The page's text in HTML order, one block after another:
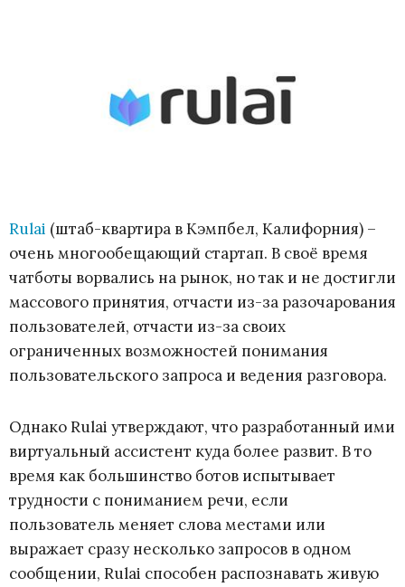
Rulai (штаб-квартира в Кэмпбел, Калифорния) –
очень многообещающий стартап. В своё время
чатботы ворвались на рынок, но так и не достигли
массового принятия, отчасти из-за разочарования
пользователей, отчасти из-за своих
ограниченных возможностей понимания
пользовательского запроса и ведения разговора.
Однако Rulai утверждают, что разработанный ими
виртуальный ассистент куда более развит. В то
время как большинство ботов испытывает
трудности с пониманием речи, если
пользователь меняет слова местами или
выражает сразу несколько запросов в одном
сообщении, Rulai способен распознавать живую